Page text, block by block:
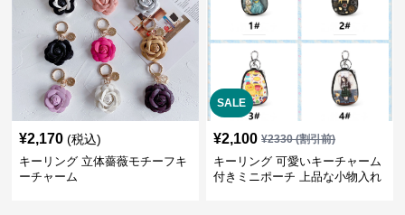
¥2,170 (税込)
キーリング 立体薔薇モチーフキ
ーチャーム
SALE
¥2,100 ¥2330(割引前)
キーリング 可愛いキーチャーム
付きミニポーチ 上品な小物入れ